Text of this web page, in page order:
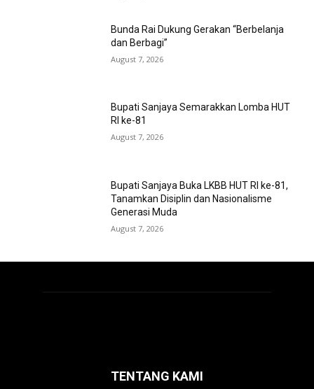
Bunda Rai Dukung Gerakan “Berbelanja
dan Berbagi”
August 7, 2026
Bupati Sanjaya Semarakkan Lomba HUT
RI ke-81
August 7, 2026
Bupati Sanjaya Buka LKBB HUT RI ke-81,
Tanamkan Disiplin dan Nasionalisme
Generasi Muda
August 7, 2026
TENTANG KAMI